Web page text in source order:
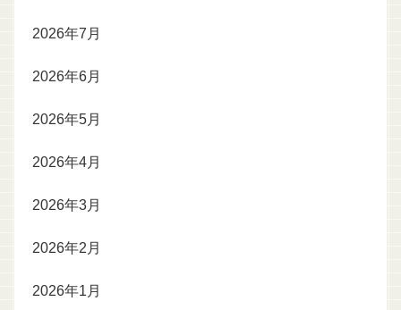
2026年7月
2026年6月
2026年5月
2026年4月
2026年3月
2026年2月
2026年1月